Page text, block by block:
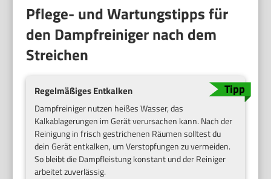
Pflege- und Wartungstipps für
den Dampfreiniger nach dem
Streichen
Regelmäßiges Entkalken
Dampfreiniger nutzen heißes Wasser, das
Kalkablagerungen im Gerät verursachen kann. Nach der
Reinigung in frisch gestrichenen Räumen solltest du
dein Gerät entkalken, um Verstopfungen zu vermeiden.
So bleibt die Dampfleistung konstant und der Reiniger
arbeitet zuverlässig.